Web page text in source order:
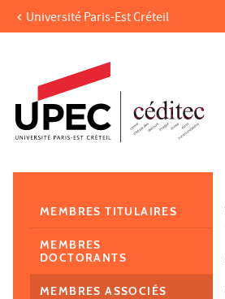
Aller au contenu
Recherche
Navigation secondaire
Université Paris-Est Créteil
MEMBRES TITULAIRES
MEMBRES
DOCTORANTS
MEMBRES ASSOCIÉS